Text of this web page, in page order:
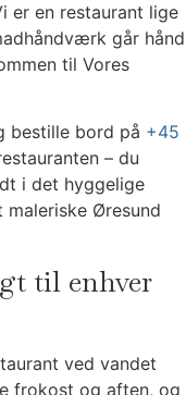
er en restaurant lige
går hånd
til Vores
bestille bord på +45
– du
i det hyggelige
maleriske Øresund
til enhver
ved vandet
frokost og aften, og